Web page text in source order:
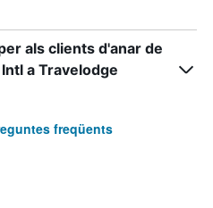
als clients d'anar de
a Travelodge
freqüents